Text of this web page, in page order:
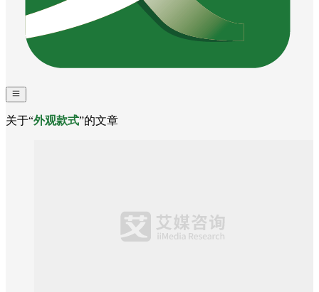
关于“外观款式”的文章